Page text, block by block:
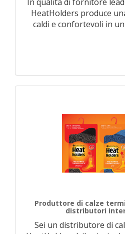
HeatHolders produce
caldi e confortevoli in
Produttore di calze
distributori
Sei un distributore di